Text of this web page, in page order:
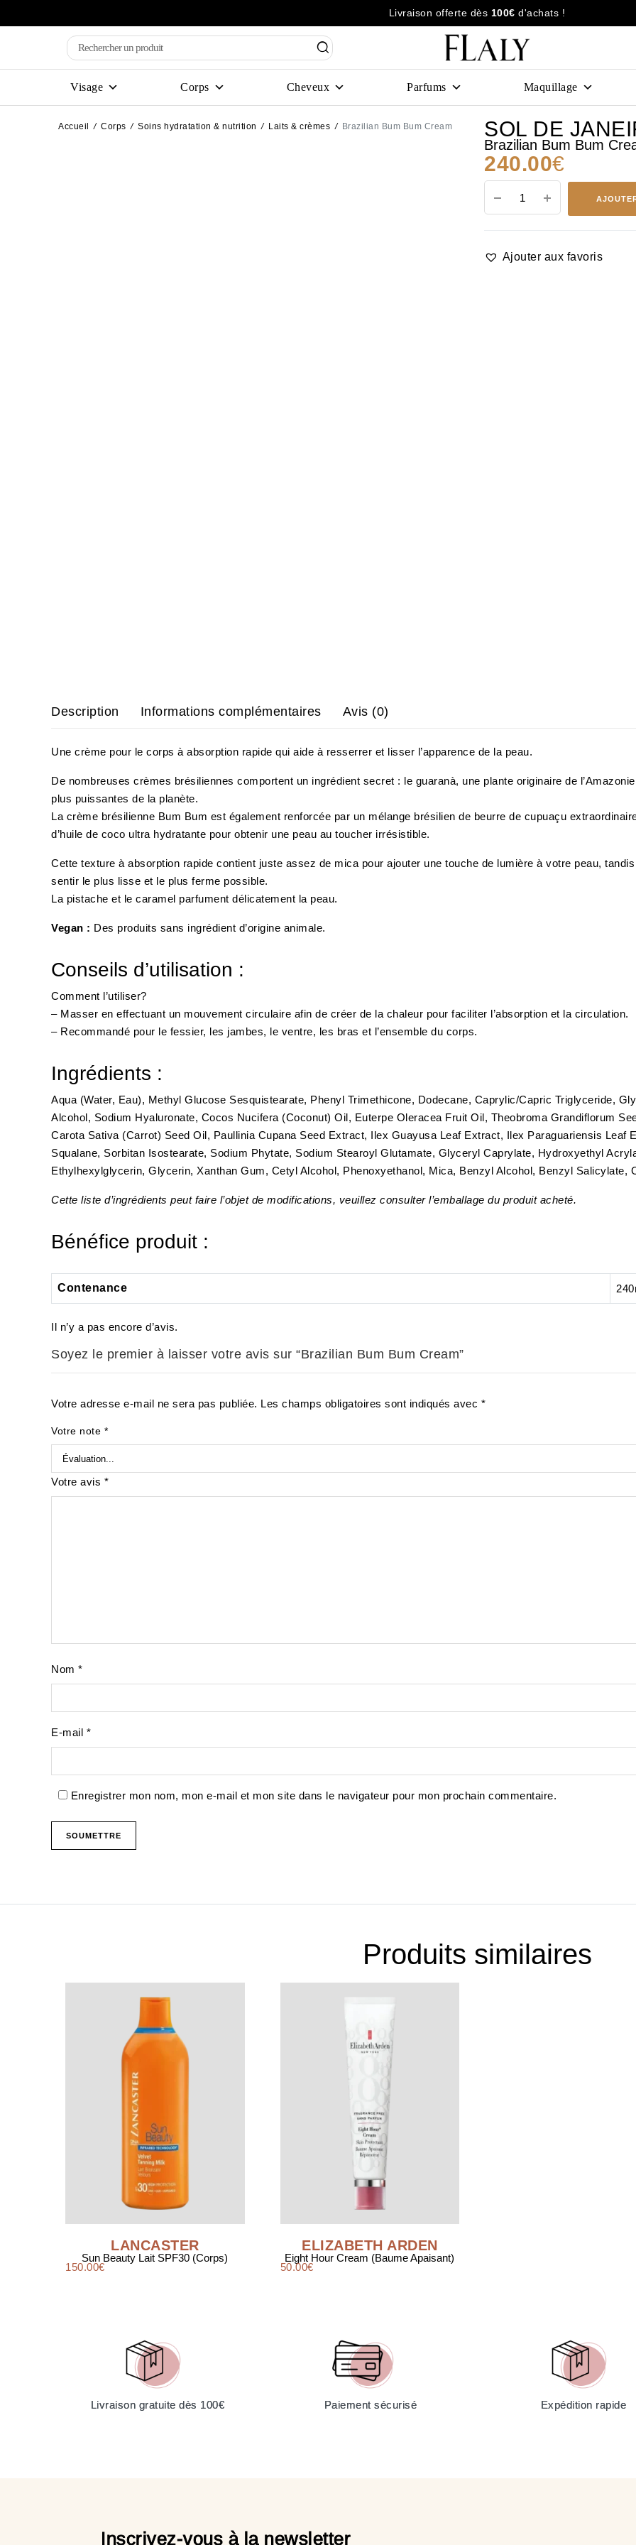
Livraison offerte dès 100€d'achats !
Visage Corps Cheveux Parfums Maquillage
Accueil / Corps / Soins hydratation & nutrition / Laits & crèmes / Brazilian Bum Bum Cream SOL DE
Brazilian Bum Bum
240.00€
Ajouter aux favoris
Description Informations complémentaires Avis (0)
Une crème pour le corps à absorption rapide qui aide à resserrer et lisser l’apparence de la peau.
De nombreuses crèmes brésiliennes comportent un ingrédient secret : le guaranà, une plante originaire de
plus puissantes de la planète.
La crème brésilienne Bum Bum est également renforcée par un mélange brésilien de beurre de cupuaçu
d’huile de coco ultra hydratante pour obtenir une peau au toucher irrésistible.
Cette texture à absorption rapide contient juste assez de mica pour ajouter une touche de lumière à votre peau,
sentir le plus lisse et le plus ferme possible.
La pistache et le caramel parfument délicatement la peau.
Vegan : Des produits sans ingrédient d’origine animale.
Conseils d’utilisation :
Comment l’utiliser?
– Masser en effectuant un mouvement circulaire afin de créer de la chaleur pour faciliter l’absorption et la circulation.
– Recommandé pour le fessier, les jambes, le ventre, les bras et l’ensemble du corps.
Ingrédients :
Aqua (Water, Eau), Methyl Glucose Sesquistearate, Phenyl Trimethicone, Dodecane, Caprylic/Capric Triglyceride,
Alcohol, Sodium Hyaluronate, Cocos Nucifera (Coconut) Oil, Euterpe Oleracea Fruit Oil, Theobroma Grandiflorum
Carota Sativa (Carrot) Seed Oil, Paullinia Cupana Seed Extract, Ilex Guayusa Leaf Extract, Ilex Paraguariensis Leaf
Squalane, Sorbitan Isostearate, Sodium Phytate, Sodium Stearoyl Glutamate, Glyceryl Caprylate, Hydroxyethyl
Ethylhexylglycerin, Glycerin, Xanthan Gum, Cetyl Alcohol, Phenoxyethanol, Mica, Benzyl Alcohol, Benzyl Salicylate,
Cette liste d’ingrédients peut faire l’objet de modifications, veuillez consulter l’emballage du produit acheté.
Bénéfice produit :
Contenance
Il n’y a pas encore d’avis.
Soyez le premier à laisser votre avis sur “Brazilian Bum Bum Cream”
Votre adresse e-mail ne sera pas publiée. Les champs obligatoires sont indiqués avec *
Votre note *
Votre avis *
Nom *
E-mail *
Enregistrer mon nom, mon e-mail et mon site dans le navigateur pour mon prochain commentaire.
Produits similaires
LANCASTER
Sun Beauty Lait SPF30 (Corps)
150.00€
ELIZABETH ARDEN
Eight Hour Cream (Baume Apaisant)
50.00€
Livraison gratuite dès 100€ Paiement sécurisé Expédition rapide
Inscrivez-vous à la newsletter